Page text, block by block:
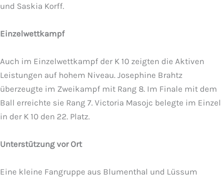
und Saskia Korff.
Einzelwettkampf
Auch im Einzelwettkampf der K 10 zeigten die Aktiven
Leistungen auf hohem Niveau. Josephine Brahtz
überzeugte im Zweikampf mit Rang 8. Im Finale mit dem
Ball erreichte sie Rang 7. Victoria Masojc belegte im Einzel
in der K 10 den 22. Platz.
Unterstützung vor Ort
Eine kleine Fangruppe aus Blumenthal und Lüssum